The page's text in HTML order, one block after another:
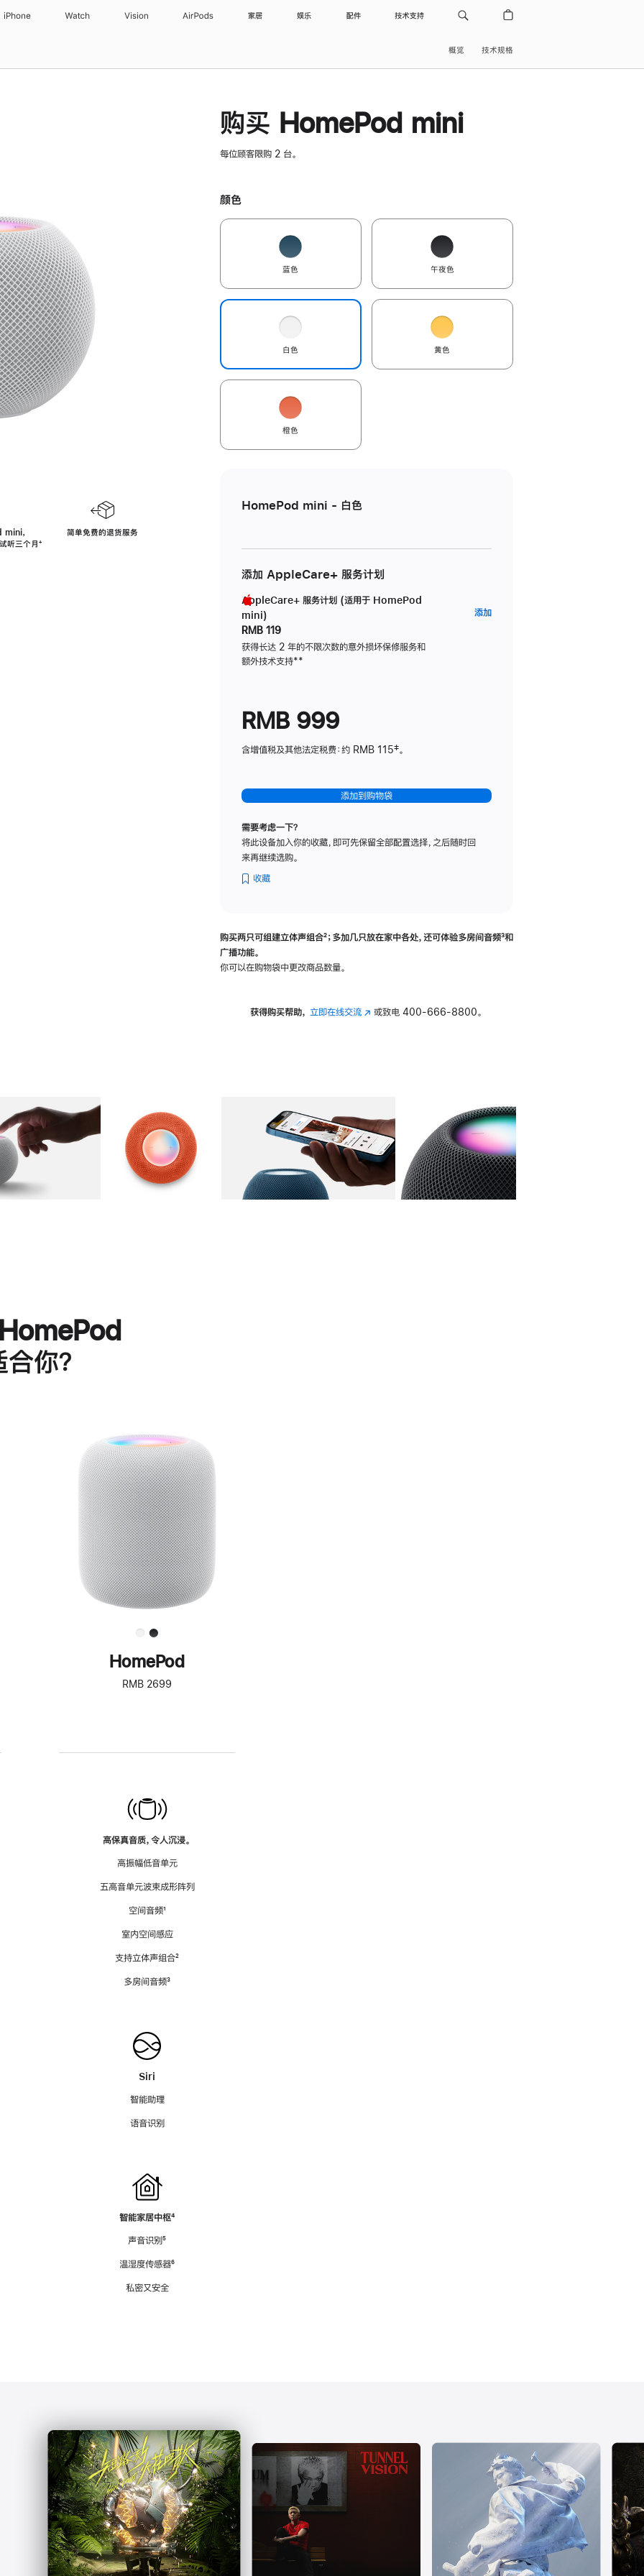
iPhone Watch Vision AirPods 家居 娱乐 配件 技术支持
概览 技术规格
，
听三个月脚
⁺
简单免费的退货服务
购买 HomePod mini
每位顾客限购 2 台。
颜色
蓝色 午夜色
白色 黄色
橙色
HomePod mini - 白色
添加 AppleCare+ 服务计划
AppleCare+ 服务计划 (适用于 HomePod
mini)
RMB 119
获得长达 2 年的不限次数的意外损坏保修服务和
额外技术支持脚
**
添加AppleCare+
RMB 999
含增值税及其他法定税费：约 RMB 115‡。
添加到购物袋
需要考虑一下？
将此设备加入你的收藏，即可先保留全部配置选择，之后随时回
来再继续选购。
收藏
购买两只可组建立体声组合脚
²；多加几只放在家中各处，还可体验多‍房‍间音频脚
³和
广播功能。
你可以在购物袋中更改商品数量。
获得购买帮助， 立即在线交流(在 或致电 400-666-8800。
图库 图像 图库 图像 图库 图像 4 图库 图像 5
你？
进
一
步
了
解
HomePod<
HomePod
RMB 2699
高保真音质，令人沉浸。
高振幅低音单元
五高音单元波束成形阵列
空间音频脚
¹
室内空间感应
支持立体声组合脚
²
多房间音频脚
³
Siri
智能助理
语音识别
智能家居中枢脚
⁴
声音识别脚
⁵
温湿度传感器脚
⁶
私密又安全